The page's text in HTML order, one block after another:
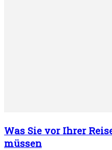
Was Sie vor Ihrer
müssen